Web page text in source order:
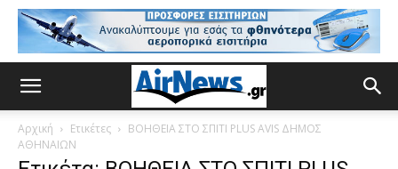
Αρχική Ετικέτες
ΒΟΗΘΕΙΑ ΣΤΟ ΣΠΙΤΙ PLUS AVIS ΔΗΜΟΣ
ΑΘΗΝΑΙΩΝ